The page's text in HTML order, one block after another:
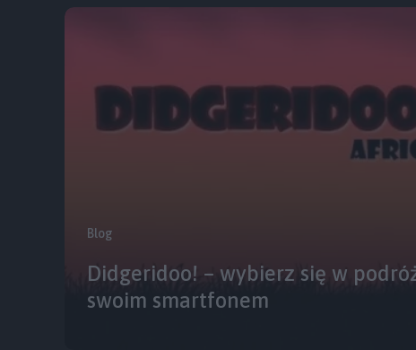
Blog
Didgeridoo! – wybierz się w
swoim smartfonem